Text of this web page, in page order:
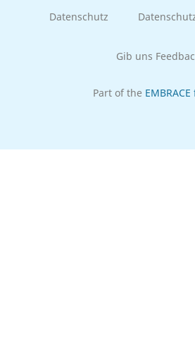
Datenschutz
Gib uns
Part of the